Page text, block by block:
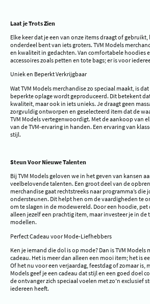
Laat je Trots Zien
Elke keer dat je een van onze items draagt of gebruikt,
onderdeel bent van iets groters. TVM Models
en kwaliteit in gedachten. Van comfortabele hoodies
accessoires zoals petten en tote bags; er is voor
Uniek en Beperkt Verkrijgbaar
Wat TVM Models merchandise zo speciaal maakt, is
beperkte oplage wordt geproduceerd. Dit betekent
kwaliteit, maar ook in iets unieks. Je draagt geen
zorgvuldig ontworpen en geselecteerd item dat de
TVM Models vertegenwoordigt. Met de aankoop van
van de TVM-ervaring in handen. Een ervaring van
stijl.
Steun Voor Nieuwe Talenten
Bij TVM Models geloven we in het geven van kansen
veelbelovende talenten. Een groot deel van de
merchandise gaat rechtstreeks naar programma’s die
ondersteunen. Dit helpt hen om de vaardigheden te
om te slagen in de modewereld. Door een hoodie, pet
alleen jezelf een prachtig item, maar investeer je in
modellen.
Perfect Cadeau voor Mode-Liefhebbers
Ken je iemand die dol is op mode? Dan is TVM
cadeau. Het is meer dan alleen een mooi item; het is
Of het nu voor een verjaardag, feestdag of zomaar is,
Models geef je een cadeau dat stijl en een goed doel
de ontvanger zich speciaal voelen met zo'n exclusief
iedereen heeft.